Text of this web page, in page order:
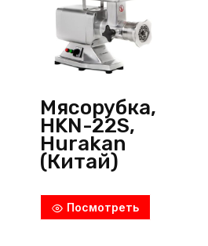
Мясорубка,
HKN-22S,
Hurakan
(Китай)
Посмотреть